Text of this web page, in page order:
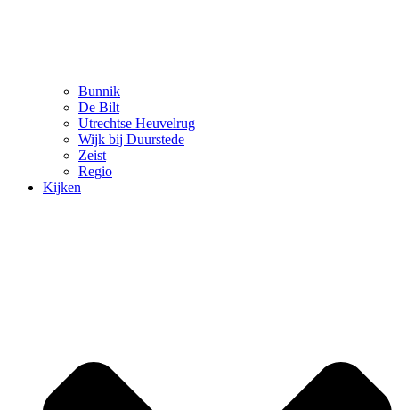
Bunnik
De Bilt
Utrechtse Heuvelrug
Wijk bij Duurstede
Zeist
Regio
Kijken